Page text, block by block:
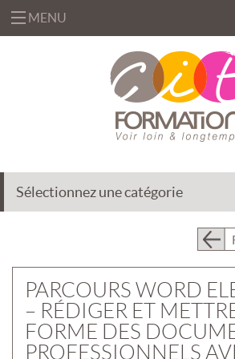
MENU
INFORMATIQUE
MANAGEMENT
&
FORMATION
DÉLÉGATION
FORMATEURS
ASSISTANCE
CENTRE
PRÉSENTIEL
INTRA
PRÉSENTIEL
INTER
QUI
Sélectionnez une catégorie
PARCOURS WORD
– RÉDIGER ET
FORME DES
PROFESSIONNELS